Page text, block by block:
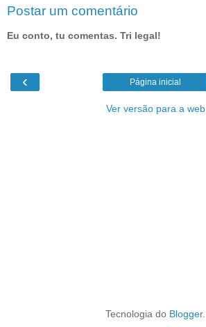
Postar um comentário
Eu conto, tu comentas. Tri legal!
‹ Página inicial
Ver versão para a web
Tecnologia do Blogger.